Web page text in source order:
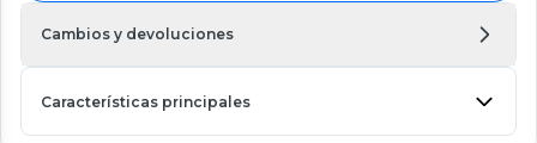
Cambios y devoluciones
Características principales